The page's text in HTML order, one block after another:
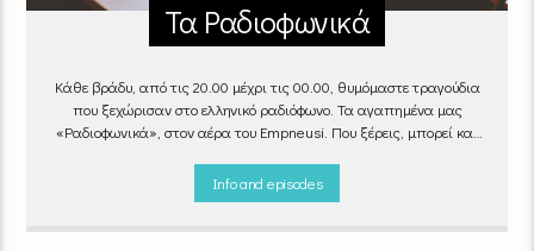
Τα Ραδιοφωνικά
Κάθε βράδυ, από τις 20.00 μέχρι τις 00.00, θυμόμαστε τραγούδια
που ξεχώρισαν στο ελληνικό ραδιόφωνο. Τα αγαπημένα μας
«Ραδιοφωνικά», στον αέρα του Empneusi. Που ξέρεις, μπορεί και
:00 – 00:00στονEmpneusi 107 FM
Info and episodes